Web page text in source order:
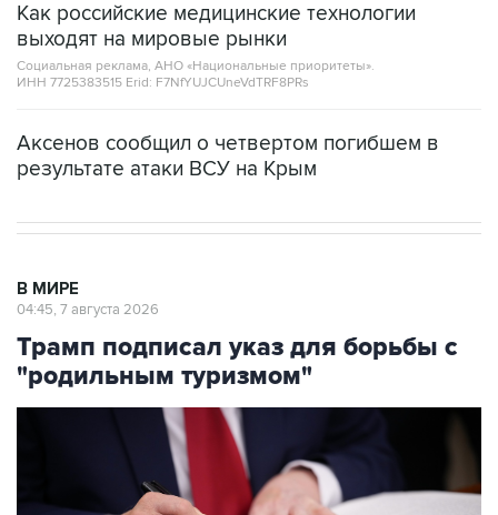
Как российские медицинские технологии
выходят на мировые рынки
Социальная реклама, АНО «Национальные приоритеты».
ИНН 7725383515 Erid: F7NfYUJCUneVdTRF8PRs
Аксенов сообщил о четвертом погибшем в
результате атаки ВСУ на Крым
В МИРЕ
04:45, 7 августа 2026
Трамп подписал указ для борьбы с
"родильным туризмом"